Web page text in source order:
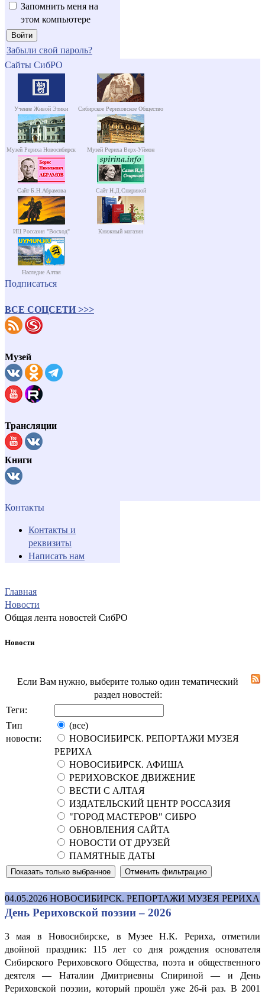
Запомнить меня на
этом компьютере
Забыли свой пароль?
Сайты СибРО
Учение Живой Этики Сибирское Рериховское Общество
Музей Рериха Новосибирск Музей Рериха Верх-Уймон
Сайт Б.Н.Абрамова Сайт Н.Д.Спириной
ИЦ Россазия "Восход" Книжный магазин
Наследие Алтая
Подписаться
ВСЕ СОЦСЕТИ >>>
Музей
Трансляции
Книги
Контакты
Контакты и
реквизиты
Написать нам
Главная
Новости
Общая лента новостей СибРО
Новости
Если Вам нужно, выберите только один тематический
раздел новостей:
Теги:
Тип
новости:
(все)
НОВОСИБИРСК. РЕПОРТАЖИ МУЗЕЯ
РЕРИХА
НОВОСИБИРСК. АФИША
РЕРИХОВСКОЕ ДВИЖЕНИЕ
ВЕСТИ С АЛТАЯ
ИЗДАТЕЛЬСКИЙ ЦЕНТР РОССАЗИЯ
"ГОРОД МАСТЕРОВ" СИБРО
ОБНОВЛЕНИЯ САЙТА
НОВОСТИ ОТ ДРУЗЕЙ
ПАМЯТНЫЕ ДАТЫ
04.05.2026 НОВОСИБИРСК. РЕПОРТАЖИ МУЗЕЯ РЕРИХА
День Рериховской поэзии – 2026
3 мая в Новосибирске, в Музее Н.К. Рериха, отметили
двойной праздник: 115 лет со дня рождения основателя
Сибирского Рериховского Общества, поэта и общественного
деятеля — Наталии Дмитриевны Спириной — и День
Рериховской поэзии, который прошёл уже 26-й раз. В 2001